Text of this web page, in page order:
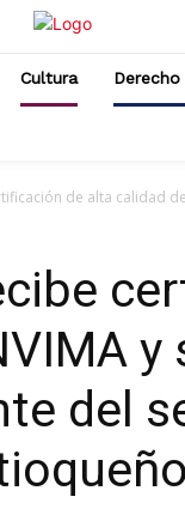
Cultura
de alta calidad
y
del